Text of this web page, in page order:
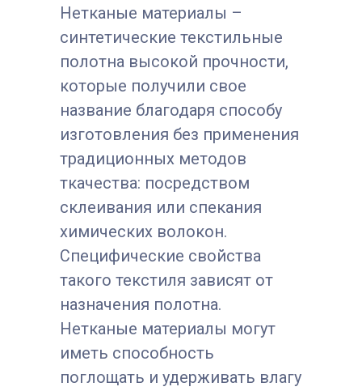
Нетканые материалы –
синтетические текстильные
полотна высокой прочности,
которые получили свое
название благодаря способу
изготовления без применения
традиционных методов
ткачества: посредством
склеивания или спекания
химических волокон.
Специфические свойства
такого текстиля зависят от
назначения полотна.
Нетканые материалы могут
иметь способность
поглощать и удерживать влагу